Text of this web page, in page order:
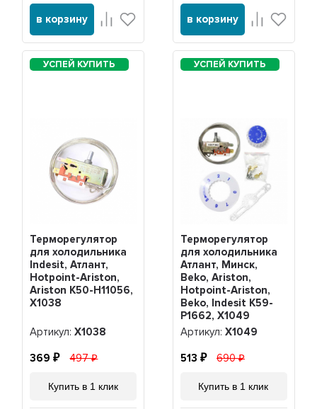
в корзину в корзину
Терморегулятор
для холодильника
Indesit, Атлант,
Hotpoint-Ariston,
Ariston K50-H11056,
Х1038
Артикул:Х1038
369 497
Купить в 1 клик
Терморегулятор
для холодильника
Атлант, Минск,
Beko, Ariston,
Hotpoint-Ariston,
Beko, Indesit K59-
P1662, Х1049
Артикул: Х1049
513 690
Купить в 1 клик